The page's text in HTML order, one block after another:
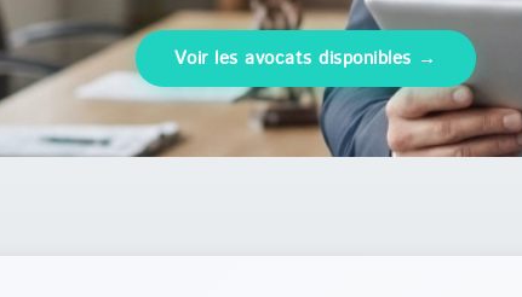
Voir les avocats disponibles →